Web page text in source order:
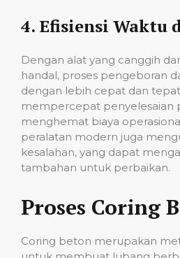
4. Efisiensi Waktu
Dengan alat yang canggih
handal, proses pengeboran
dengan lebih cepat dan
mempercepat penyelesaian
menghemat biaya
peralatan modern juga
kesalahan, yang dapat
tambahan untuk perbaikan.
Proses Coring
Coring beton merupakan